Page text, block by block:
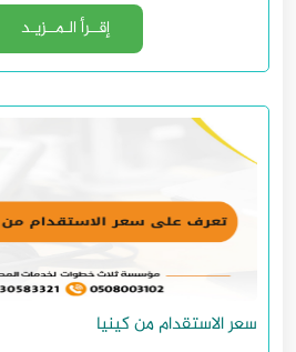
إقــرأ الـمــزيـد
سعر الاستقدام من كينيا